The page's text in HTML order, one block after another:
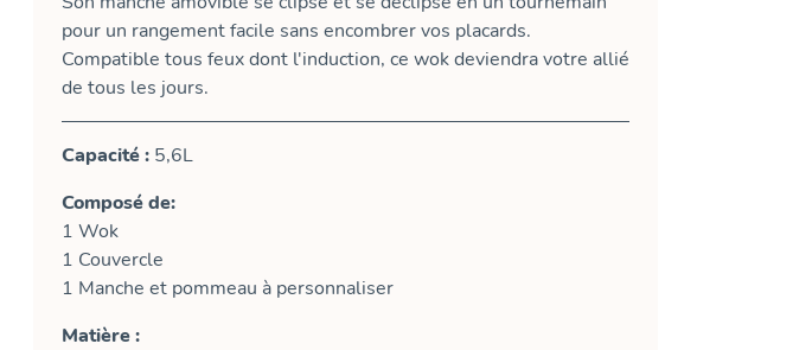
pour un rangement facile sans encombrer vos placards.
Compatible tous feux dont l'induction, ce wok deviendra votre allié
de tous les jours.
Capacité : 5,6L
Composé de:
1 Wok
1 Couvercle
1 Manche et pommeau à personnaliser
Matière :